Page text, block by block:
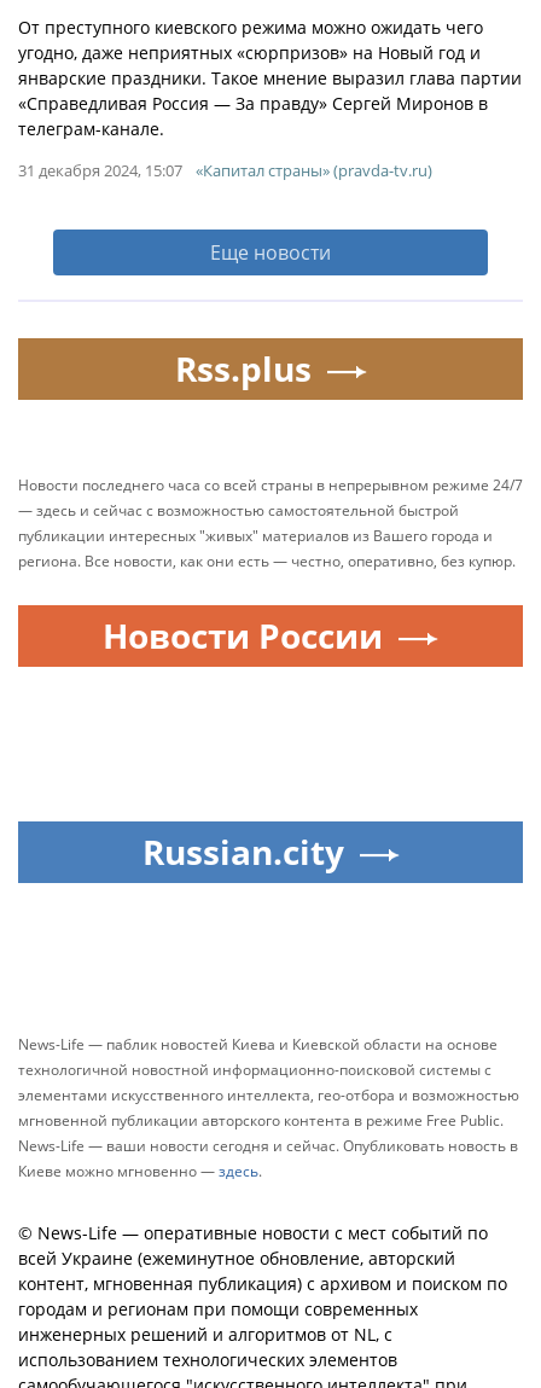
От преступного киевского режима можно ожидать чего
угодно, даже неприятных «сюрпризов» на Новый год и
январские праздники. Такое мнение выразил глава партии
«Справедливая Россия — За правду» Сергей Миронов в
телеграм-канале.
31 декабря 2024, 15:07 «Капитал страны» (pravda-tv.ru)
Еще новости
Rss.plus
Новости последнего часа со всей страны в непрерывном режиме 24/7
— здесь и сейчас с возможностью самостоятельной быстрой
публикации интересных "живых" материалов из Вашего города и
региона. Все новости, как они есть — честно, оперативно, без купюр.
Новости России
Russian.city
News-Life — паблик новостей Киева и Киевской области на основе
технологичной новостной информационно-поисковой системы с
элементами искусственного интеллекта, гео-отбора и возможностью
мгновенной публикации авторского контента в режиме Free Public.
News-Life — ваши новости сегодня и сейчас. Опубликовать новость в
Киеве можно мгновенно —здесь.
© News-Life — оперативные новости с мест событий по
всей Украине (ежеминутное обновление, авторский
контент, мгновенная публикация) с архивом и поиском по
городам и регионам при помощи современных
инженерных решений и алгоритмов от NL, с
использованием технологических элементов